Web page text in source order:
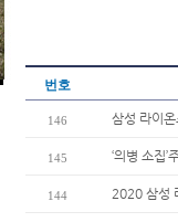
번호
146 삼성 라이
145 ‘의병 소집
144 2020 삼성